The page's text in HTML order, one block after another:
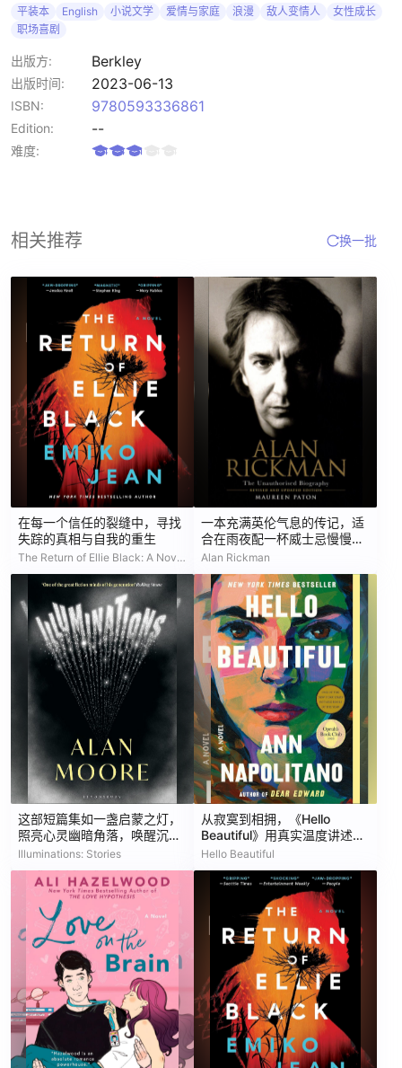
故事以强烈自我意识和学术氛围为背景凸显女性独立与成长的价值，
以敌对到相爱桥段带来情感张力，满足浪漫与冲突并存的阅读体验。
在科研环境和职场压力下产生共鸣与逃避现实的双重价值。
STEM学术背景下的浪漫喜剧、角色性格跃然纸上，情感节奏把握到
平装本 English 小说文学 爱情与家庭 浪漫 敌人变情人
女性成长
职场喜剧
出版方: Berkley
出版时间: 2023-06-13
ISBN: 9780593336861
Edition: --
难度:
相关推荐 换一批
在每一个信任的裂缝中，寻找
失踪的真相与自我的重生
The Return of Ellie Black: A Novel (Chelsey Calhoun)
一本充满英伦气息的传记，适
合在雨夜配一杯威士忌慢慢品
读。
Alan Rickman
这部短篇集如一盏启蒙之灯，
照亮心灵幽暗角落，唤醒沉睡
的奇思妙想
Illuminations: Stories
从寂寞到相拥，《Hello
Beautiful》用真实温度讲述爱
如何让人重生
Hello Beautiful